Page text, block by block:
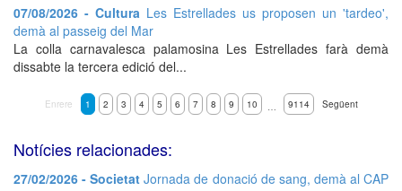
07/08/2026 - Cultura Les Estrellades us proposen un 'tardeo',
demà al passeig del Mar
La colla carnavalesca palamosina Les Estrellades farà demà
dissabte la tercera edició del...
Enrere 1 2 3 4 5 6 7 8 9 10 … 9114 Següent
Notícies relacionades:
27/02/2026 - Societat Jornada de donació de sang, demà al CAP